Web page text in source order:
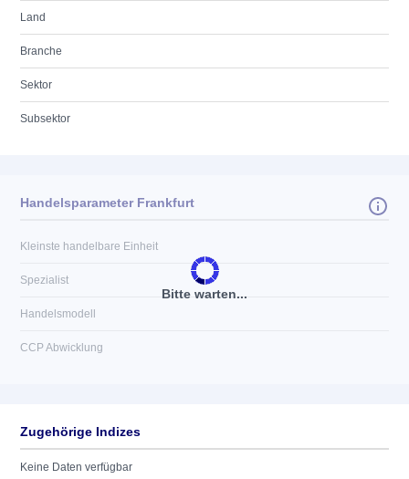
Land
Branche
Sektor
Subsektor
Bitte warten...
Handelsparameter Frankfurt
Kleinste handelbare Einheit
Spezialist
Handelsmodell
CCP Abwicklung
Zugehörige Indizes
Keine Daten verfügbar